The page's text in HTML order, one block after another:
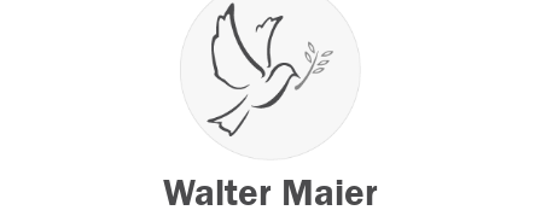
Walter Maier